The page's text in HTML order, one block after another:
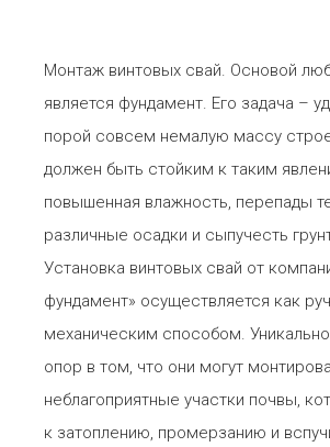
Монтаж винтовых свай. Основой
является фундамент. Его задача –
порой совсем немалую массу
должен быть стойким к таким
повышенная влажность, перепады
различные осадки и сыпучесть
Установка винтовых свай от
фундамент» осуществляется как
механическим способом.
опор в том, что они могут
неблагоприятные участки почвы,
к затоплению, промерзанию и